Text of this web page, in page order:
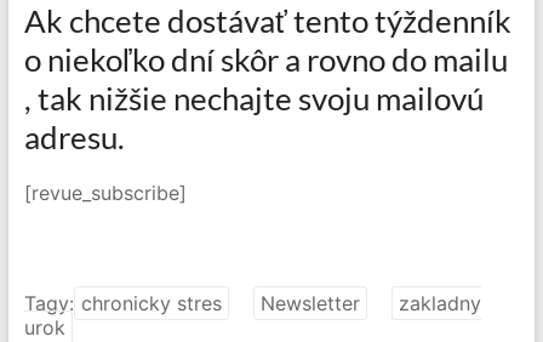
Ak chcete dostávať tento týždenník
o niekoľko dní skôr a rovno do mailu
, tak nižšie nechajte svoju mailovú
adresu.
[revue_subscribe]
Tagy: chronicky stres Newsletter
zakladny
urok